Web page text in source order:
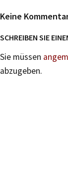
Keine
SCHREIBEN SIE
Sie müssen
abzugeben.